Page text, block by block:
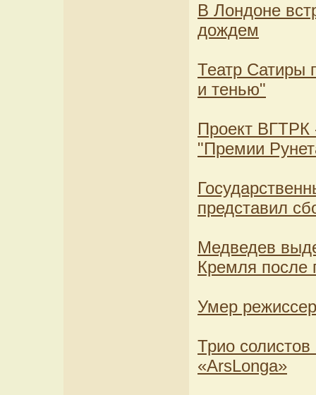
В Лондоне
дождем
Театр Сатиры
и тенью"
Проект ВГТРК
"Премии
представил
Медведев
Кремля после
Умер
Трио
«ArsLonga»